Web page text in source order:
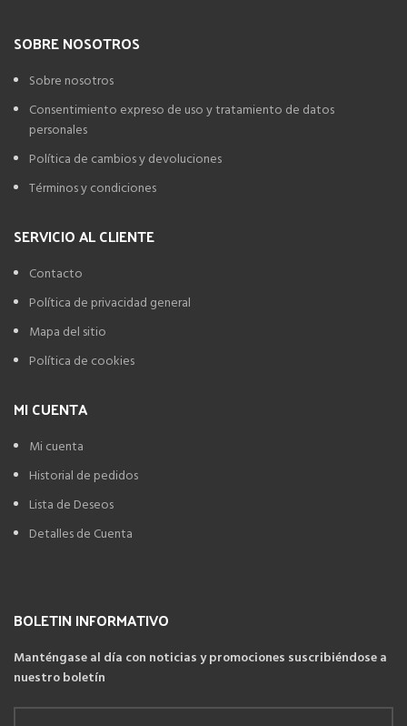
SOBRE NOSOTROS
Sobre nosotros
Consentimiento expreso de uso y tratamiento de datos
personales
Política de cambios y devoluciones
Términos y condiciones
SERVICIO AL CLIENTE
Contacto
Política de privacidad general
Mapa del sitio
Política de cookies
MI CUENTA
Mi cuenta
Historial de pedidos
Lista de Deseos
Detalles de Cuenta
BOLETIN INFORMATIVO
Manténgase al día con noticias y promociones suscribiéndose a
nuestro boletín